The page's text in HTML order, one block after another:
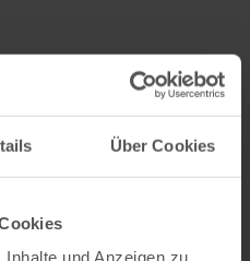
Über Cookies
und Anzeigen zu